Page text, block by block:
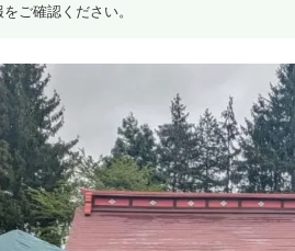
ご確認ください。